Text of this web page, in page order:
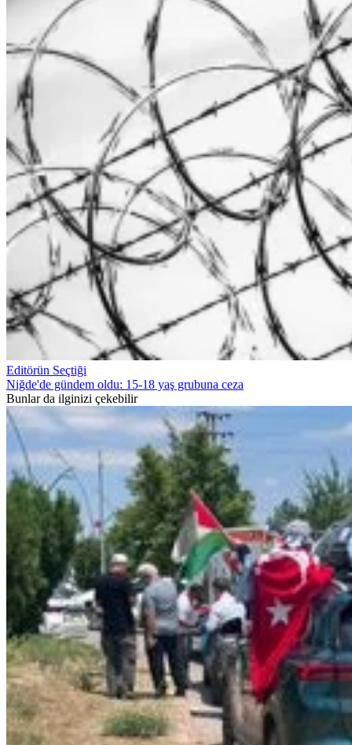
Editörün Seçtiği
Niğde'de gündem oldu: 15-18 yaş grubuna ceza
Bunlar da ilginizi çekebilir